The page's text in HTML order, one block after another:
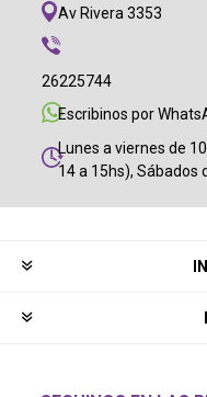
Av Rivera 3353
26225744
Escribinos por
Lunes a viernes de
14 a 15hs), Sábados